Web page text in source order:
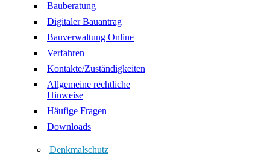
Bauberatung
Digitaler Bauantrag
Bauverwaltung Online
Verfahren
Kontakte/Zuständigkeiten
Allgemeine rechtliche
Hinweise
Häufige Fragen
Downloads
Denkmalschutz